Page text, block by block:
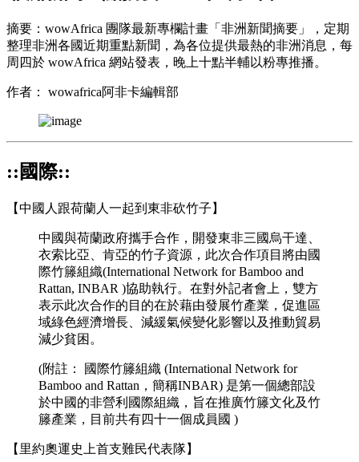
摘要：wowAfrica 團隊最新專欄計畫「非洲新聞摘要」，定期
整理非洲各國近期重點新聞，為各位提供最熱的非洲消息，每
周四於 wowAfrica 網站發表，晚上十點半輔以粉專推播。
作者： wowafrica阿非卡編輯部
::國際::
【中國人跟荷蘭人一起到東非砍竹子】
中國與荷蘭政府攜手合作，開發東非三國烏干達、
衣索比亞、肯亞的竹子資源，此次合作項目將由國
際竹籐組織(International Network for Bamboo and
Rattan, INBAR )協助執行。在對外記者會上，雙方
表示此次合作的目的在於藉由發展竹產業，促進區
域綠色經濟增長、減緩氣候變化影響以及推動貿易
減少貧困。
(附註： 國際竹籐組織 (International Network for
Bamboo and Rattan，簡稱INBAR) 是第一個總部設
於中國的非營利國際組織，旨在推廣竹籐文化及竹
籐產業，目前共有四十一個成員國 )
【里約奧運史上首支難民代表隊】